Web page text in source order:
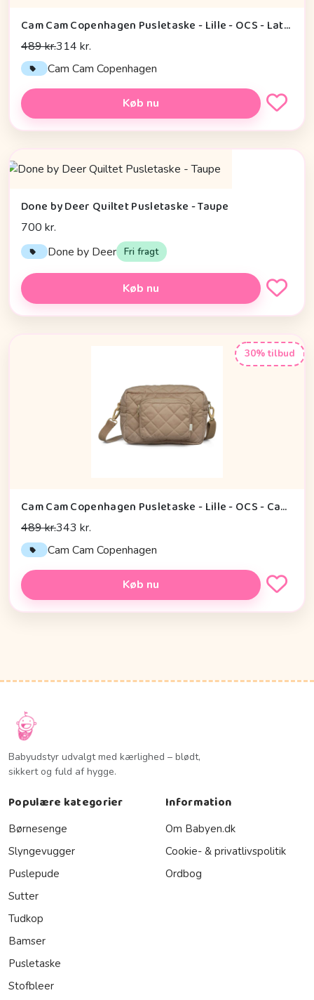
Cam Cam Copenhagen Pusletaske - Lille - OCS - Latte
489 kr.314 kr.
Cam Cam Copenhagen
Køb nu
Done by Deer Quiltet Pusletaske - Taupe
700 kr.
Done by Deer Fri fragt
Køb nu
30% tilbud
Cam Cam Copenhagen Pusletaske - Lille - OCS - Camel
489 kr.343 kr.
Cam Cam Copenhagen
Køb nu
Babyudstyr udvalgt med kærlighed – blødt,
sikkert og fuld af hygge.
Populære kategorier
Børnesenge
Slyngevugger
Puslepude
Sutter
Tudkop
Bamser
Pusletaske
Stofbleer
Information
Om Babyen.dk
Cookie- & privatlivspolitik
Ordbog